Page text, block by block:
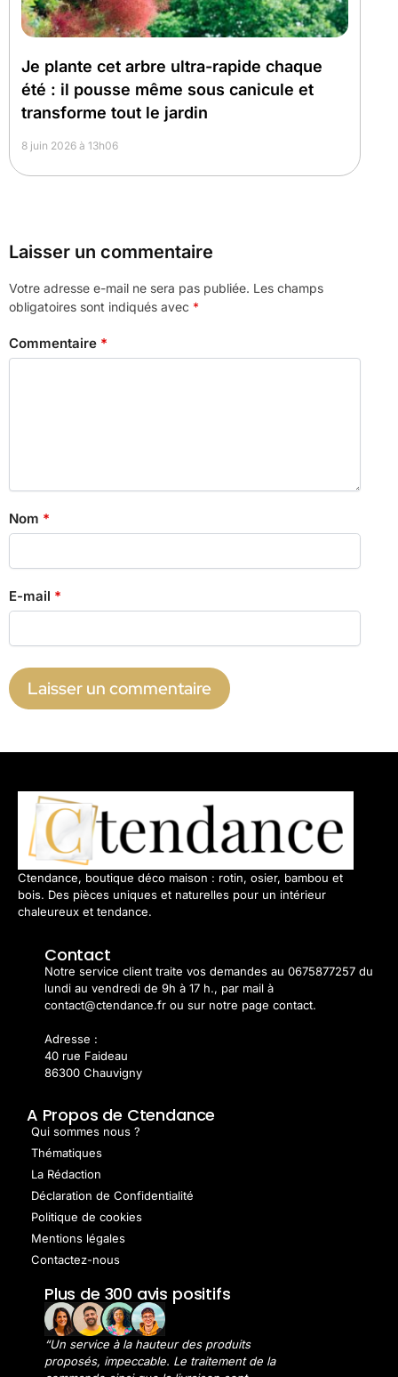
Je plante cet arbre ultra-rapide chaque
été : il pousse même sous canicule et
transforme tout le jardin
8 juin 2026 à 13h06
Laisser un commentaire
Votre adresse e-mail ne sera pas publiée. Les champs
obligatoires sont indiqués avec *
Commentaire *
Nom *
E-mail *
Ctendance, boutique déco maison : rotin, osier, bambou et
bois. Des pièces uniques et naturelles pour un intérieur
chaleureux et tendance.
Contact
Notre service client traite vos demandes au 0675877257 du
lundi au vendredi de 9h à 17 h., par mail à
contact@ctendance.fr ou sur notre page contact.
Adresse :
40 rue Faideau
86300 Chauvigny
A Propos de Ctendance
Qui sommes nous ?
Thématiques
La Rédaction
Déclaration de Confidentialité
Politique de cookies
Mentions légales
Contactez-nous
Plus de 300 avis positifs
“Un service à la hauteur des produits
proposés, impeccable. Le traitement de la